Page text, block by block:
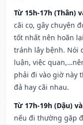
Từ 15h-17h (Thân)
cãi cọ, gây chuyện
tốt nhất nên hoãn
tránh lây bệnh. Nói
luận, việc
phải đi vào giờ này
đả hay cãi nhau.
Từ 17h-19h (Dậu)
nếu đi thường gặp